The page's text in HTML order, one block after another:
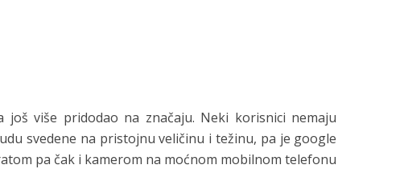
više pridodao na značaju. Neki korisnici nemaju
svedene na pristojnu veličinu i težinu, pa je google
pa čak i kamerom na moćnom mobilnom telefonu